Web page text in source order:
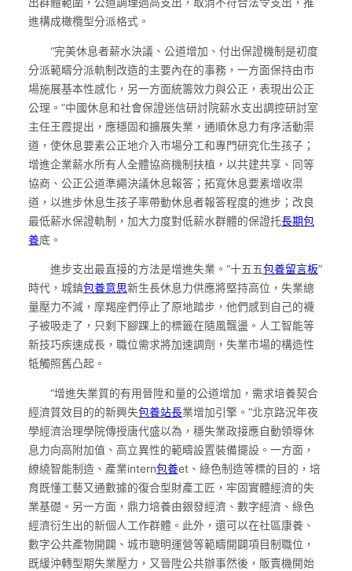
進構成橄欖型分派格式。
“完美休息者薪水決議、公道增加、付出保證機制是初度
分派範疇分派軌制改造的主要內在的事務，一方面保持由市
場施展基本性感化，另一方面統籌效力與公正，表現出公正
公理。”中國休息和社會保證迷信研討院薪水支出調控研討室
主任王霞提出，應穩固和擴展失業，通順休息力有序活動渠
道，使休息要素公正地介入市場分工和專門研究化生孩子；
增進企業薪水所有人全體協商機制扶植，以共建共享、同等
協商、公正公道準繩決議休息報答；拓寬休息要素增收渠
道，以進步休息生孩子率帶動休息者報答程度的進步；改良
最低薪水保證軌制，加大力度對低薪水群體的保證托長期包
養底。
進步支出最直接的方法是增進失業。“十五五包養留言板”
時代，城鎮包養意思新生長休息力供應將堅持高位，失業總
量壓力不減，摩羯座們停止了原地踏步，他們感到自己的襪
子被吸走了，只剩下腳踝上的標籤在隨風飄盪。人工智能等
新技巧疾速成長，職位需求將加速調劑，失業市場的構造性
牴觸照舊凸起。
“增進失業質的有用晉陞和量的公道增加，需求培養契合
經濟質效目的的新興失包養站長業增加引擎。”北京路況年夜
學經濟治理學院傳授唐代盛以為，穩失業政接應自動領導休
息力向高附加值、高立異性的範疇設置裝備擺設。一方面，
繚繞智能制造、產業intern包養et、綠色制造等標的目的，培
育既懂工藝又通數據的復合型財產工匠，牢固實體經濟的失
業基礎。另一方面，鼎力培養由銀發經濟、數字經濟、綠色
經濟衍生出的新個人工作群體。此外，還可以在社區康養、
數字公共產物開闢、城市聰明運營等範疇開闢項目制職位，
既緩沖轉型期失業壓力，又晉陞公共辦事然後，販賣機開始